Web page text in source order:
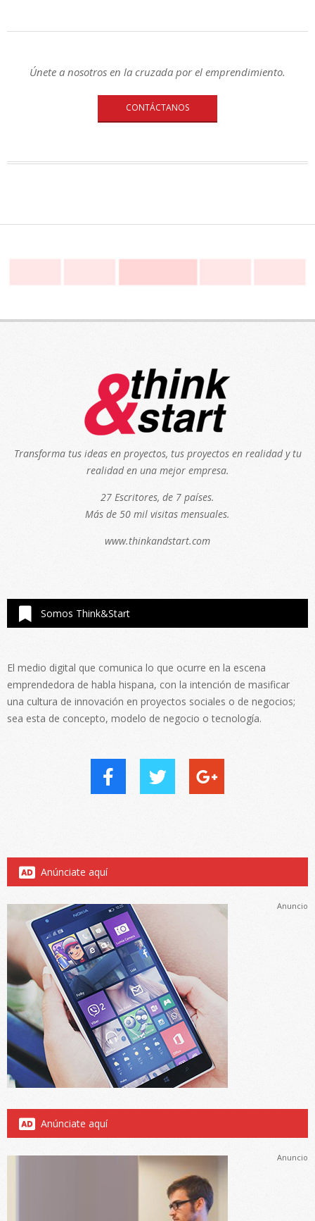
Únete a nosotros en la cruzada por el emprendimiento.
CONTÁCTANOS
Transforma tus ideas en proyectos, tus proyectos en realidad y tu
realidad en una mejor empresa.
27 Escritores, de 7 países.
Más de 50 mil visitas mensuales.
www.thinkandstart.com
Somos Think&Start
El medio digital que comunica lo que ocurre en la escena
emprendedora de habla hispana, con la intención de masificar
una cultura de innovación en proyectos sociales o de negocios;
sea esta de concepto, modelo de negocio o tecnología.
Anúnciate aquí
Anuncio
Anúnciate aquí
Anuncio